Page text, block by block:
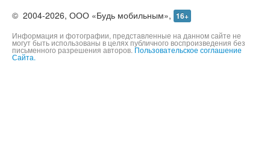
© 2004-2026, ООО «Будь мобильным», 16+
Информация и фотографии, представленные на данном сайте не
могут быть использованы в целях публичного воспроизведения без
письменного разрешения авторов. Пользовательское соглашение
Сайта.